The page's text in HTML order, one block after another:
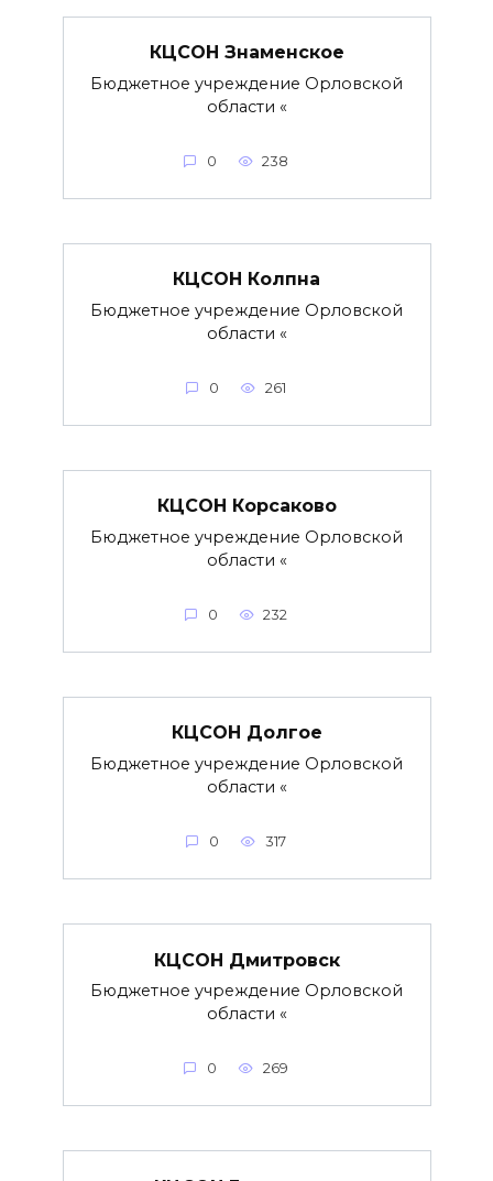
КЦСОН Знаменское
Бюджетное учреждение Орловской
области «
0 238
КЦСОН Колпна
Бюджетное учреждение Орловской
области «
0 261
КЦСОН Корсаково
Бюджетное учреждение Орловской
области «
0 232
КЦСОН Долгое
Бюджетное учреждение Орловской
области «
0 317
КЦСОН Дмитровск
Бюджетное учреждение Орловской
области «
0 269